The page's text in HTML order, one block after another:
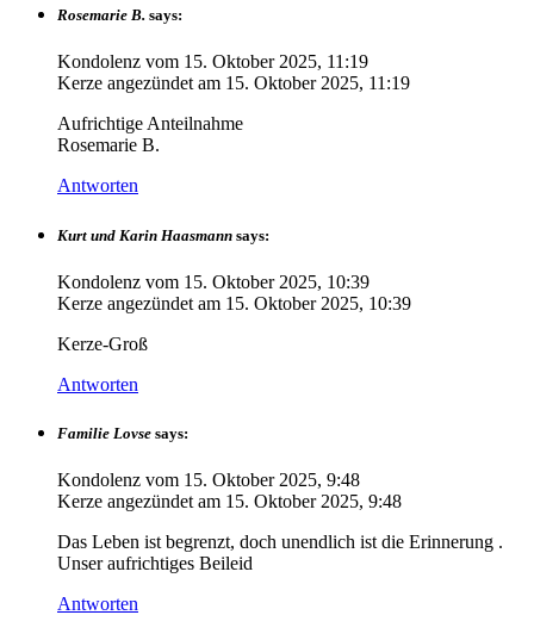
Rosemarie B. says:
Kondolenz vom 15. Oktober 2025, 11:19
Kerze angezündet am 15. Oktober 2025, 11:19
Aufrichtige Anteilnahme
Rosemarie B.
Antworten
Kurt und Karin Haasmann says:
Kondolenz vom 15. Oktober 2025, 10:39
Kerze angezündet am 15. Oktober 2025, 10:39
Kerze-Groß
Antworten
Familie Lovse says:
Kondolenz vom 15. Oktober 2025, 9:48
Kerze angezündet am 15. Oktober 2025, 9:48
Das Leben ist begrenzt, doch unendlich ist die Erinnerung .
Unser aufrichtiges Beileid
Antworten